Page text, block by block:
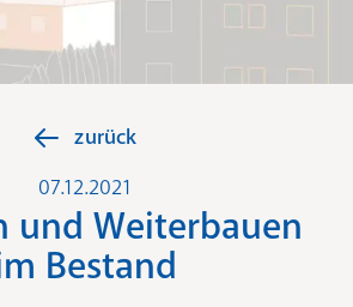
zurück
07.12.2021
und Weiterbauen
Bestand